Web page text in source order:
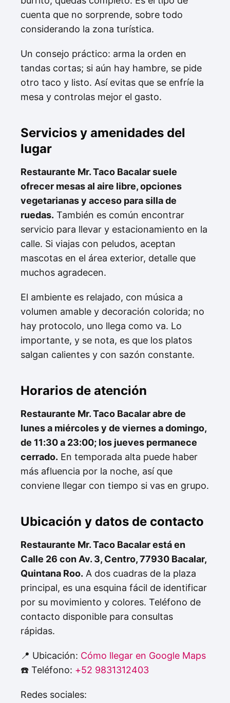
cuenta que no sorprende, sobre todo
considerando la zona turística.
Un consejo práctico: arma la orden en
tandas cortas; si aún hay hambre, se pide
otro taco y listo. Así evitas que se enfríe la
mesa y controlas mejor el gasto.
Servicios y amenidades del
lugar
Restaurante Mr. Taco Bacalar suele
ofrecer mesas al aire libre, opciones
vegetarianas y acceso para silla de
ruedas. También es común encontrar
servicio para llevar y estacionamiento en la
calle. Si viajas con peludos, aceptan
mascotas en el área exterior, detalle que
muchos agradecen.
El ambiente es relajado, con música a
volumen amable y decoración colorida; no
hay protocolo, uno llega como va. Lo
importante, y se nota, es que los platos
salgan calientes y con sazón constante.
Horarios de atención
Restaurante Mr. Taco Bacalar abre de
lunes a miércoles y de viernes a domingo,
de 11:30 a 23:00; los jueves permanece
cerrado. En temporada alta puede haber
más afluencia por la noche, así que
conviene llegar con tiempo si vas en grupo.
Ubicación y datos de contacto
Restaurante Mr. Taco Bacalar está en
Calle 26 con Av. 3, Centro, 77930 Bacalar,
Quintana Roo. A dos cuadras de la plaza
principal, es una esquina fácil de identificar
por su movimiento y colores. Teléfono de
contacto disponible para consultas
rápidas.
📍 Ubicación: Cómo llegar en Google Maps
☎️ Teléfono: +52 9831312403
Redes sociales: